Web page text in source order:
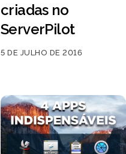
criadas no
ServerPilot
5 DE JULHO DE 2016